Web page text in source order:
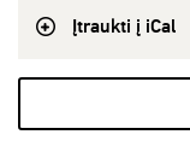
Įtraukti į iCal